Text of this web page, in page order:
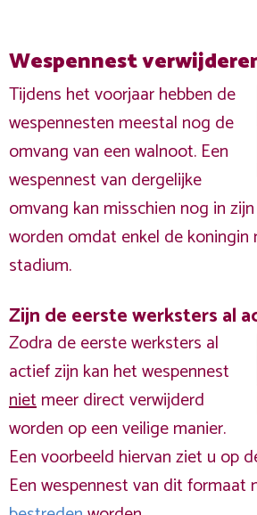
Wespennest
Tijdens het voorjaar hebben de
wespennesten meestal nog de
omvang van een walnoot. Een
wespennest van dergelijke
omvang kan misschien nog in
worden omdat enkel de
stadium.
Zijn de eerste werksters al
Zodra de eerste werksters al
actief zijn kan het wespennest
nietmeer direct verwijderd
worden op een veilige manier.
Een voorbeeld hiervan ziet u op
Een wespennest van dit formaat